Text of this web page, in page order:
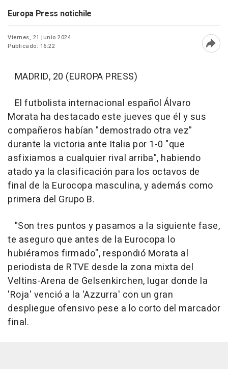
Europa Press notichile
Viernes, 21 junio 2024
Publicado: 16:22
MADRID, 20 (EUROPA PRESS)
El futbolista internacional español Álvaro
Morata ha destacado este jueves que él y sus
compañeros habían "demostrado otra vez"
durante la victoria ante Italia por 1-0 "que
asfixiamos a cualquier rival arriba", habiendo
atado ya la clasificación para los octavos de
final de la Eurocopa masculina, y además como
primera del Grupo B.
"Son tres puntos y pasamos a la siguiente fase,
te aseguro que antes de la Eurocopa lo
hubiéramos firmado", respondió Morata al
periodista de RTVE desde la zona mixta del
Veltins-Arena de Gelsenkirchen, lugar donde la
'Roja' venció a la 'Azzurra' con un gran
despliegue ofensivo pese a lo corto del marcador
final.